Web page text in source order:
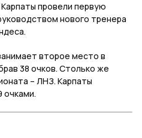
провели первую
нового тренера
второе место в
38 очков. Столько же
– ЛНЗ. Карпаты
очками.